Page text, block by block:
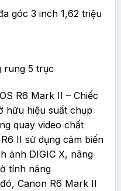
góc 3 inch 1,62 triệu
rung 5 trục
R6 Mark II – Chiếc
hữu hiệu suất chụp
quay video chất
II sử dụng cảm biến
ảnh DIGIC X, nâng
tính năng
Canon R6 Mark II